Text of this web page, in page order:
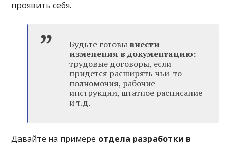
проявить себя.
Будьте готовы внести
изменения в документацию:
трудовые договоры, если
придется расширять чьи-то
полномочия, рабочие
инструкции, штатное расписание
и т.д.
Давайте на примере отдела разработки в